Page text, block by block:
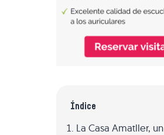
Índice
La Casa Amatller, un